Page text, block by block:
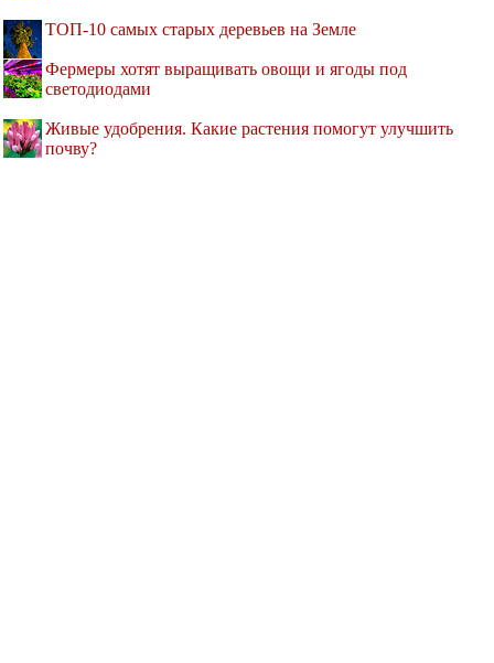
ТОП-10 самых старых деревьев на Земле
Фермеры хотят выращивать овощи и ягоды под
светодиодами
Живые удобрения. Какие растения помогут улучшить
почву?